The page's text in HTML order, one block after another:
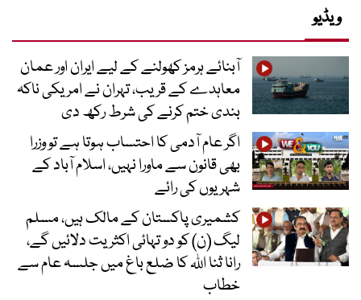
ویڈیو
آبنائے ہرمز کھولنے کے لیے ایران اور عمان
معاہدے کے قریب، تہران نے امریکی ناکہ
بندی ختم کرنے کی شرط رکھ دی
اگر عام آدمی کا احتساب ہوتا ہے تو وزرا
بھی قانون سے ماورا نہیں، اسلام آباد کے
شہریوں کی رائے
کشمیری پاکستان کے مالک ہیں، مسلم
لیگ (ن) کو دو تہائی اکثریت دلائیں گے،
رانا ثنا اللہ کا ضلع باغ میں جلسہ عام سے
خطاب